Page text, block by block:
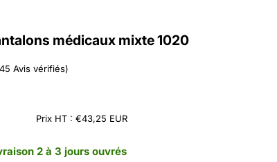
médicaux mixte 1020
Avis vérifiés)
Prix HT :€43,25 EUR